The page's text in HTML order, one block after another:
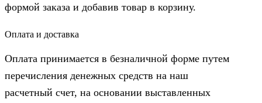
формой заказа и добавив товар в корзину.
Оплата и доставка
Оплата принимается в безналичной форме путем
перечисления денежных средств на наш
расчетный счет, на основании выставленных